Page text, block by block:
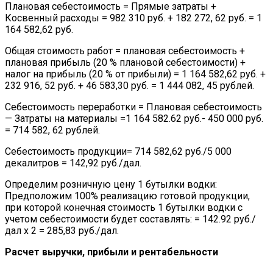
Плановая себестоимость = Прямые затраты +
Косвенный расходы = 982 310 руб. + 182 272, 62 руб. = 1
164 582,62 руб.
Общая стоимость работ = плановая себестоимость +
плановая прибыль (20 % плановой себестоимости) +
налог на прибыль (20 % от прибыли) = 1 164 582,62 руб. +
232 916, 52 руб. + 46 583,30 руб. = 1 444 082, 45 рублей.
Себестоимость переработки = Плановая себестоимость
— Затраты на материалы =1 164 582.62 руб.- 450 000 руб.
= 714 582, 62 рублей.
Себестоимость продукции= 714 582,62 руб./5 000
декалитров = 142,92 руб./дал.
Определим розничную цену 1 бутылки водки:
Предположим 100% реализацию готовой продукции,
при которой конечная стоимость 1 бутылки водки с
учетом себестоимости будет составлять: = 142.92 руб./
дал х 2 = 285,83 руб./дал.
Расчет выручки, прибыли и рентабельности